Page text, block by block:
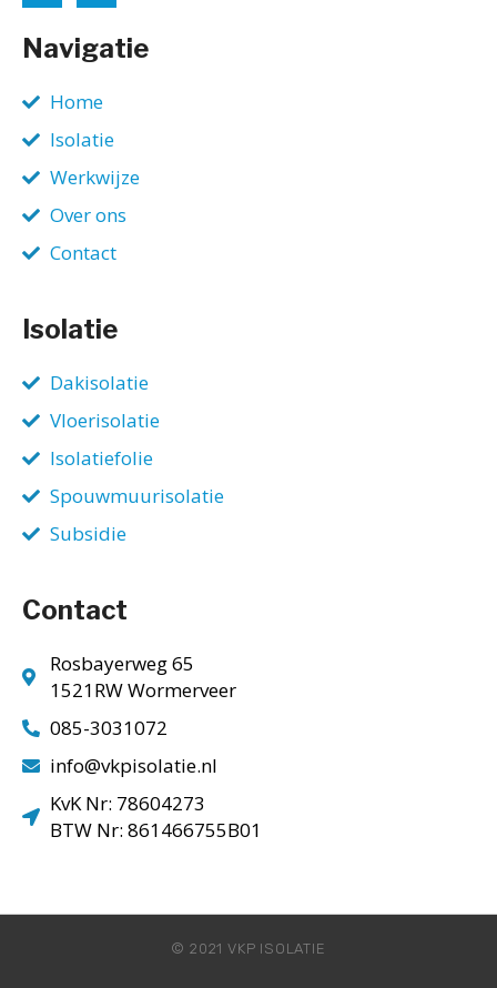
Navigatie
Home
Isolatie
Werkwijze
Over ons
Contact
Isolatie
Dakisolatie
Vloerisolatie
Isolatiefolie
Spouwmuurisolatie
Subsidie
Contact
Rosbayerweg 65
1521RW Wormerveer
085-3031072
info@vkpisolatie.nl
KvK Nr: 78604273
BTW Nr: 861466755B01
© 2021 VKP ISOLATIE